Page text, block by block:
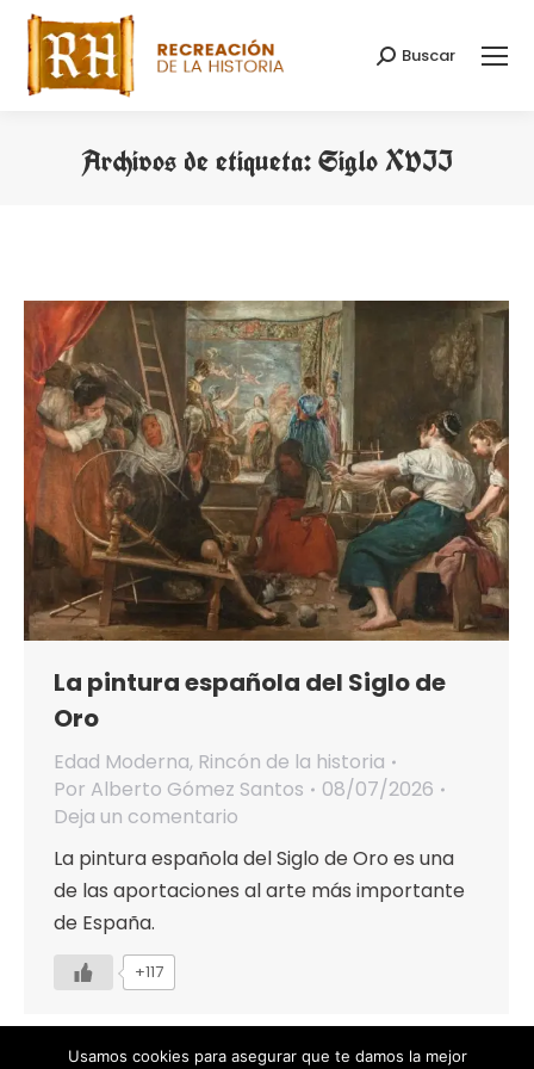
Buscar:
Buscar
Archivos de etiqueta:Siglo XVII
La pintura española del Siglo de
Oro
Edad Moderna, Rincón de la historia
Por Alberto Gómez Santos
08/07/2026
Deja un comentario
La pintura española del Siglo de Oro es una
de las aportaciones al arte más importante
de España.
+117
Usamos cookies para asegurar que te damos la mejor